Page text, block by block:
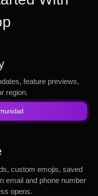
feature previews,
region.
custom emojis, saved
email and phone number
opens.